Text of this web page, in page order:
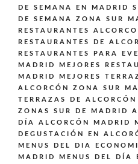
DE SEMANA EN MADRID
DE SEMANA ZONA SUR
RESTAURANTES
RESTAURANTES DE
RESTAURANTES PARA
MADRID
MEJORES
MADRID
MEJORES
ALCORCÓN ZONA SUR
TERRAZAS DE ALCORCÓN
ZONAS SUR DE MADRID
DÍA ALCORCÓN MADRID
DEGUSTACIÓN EN
MENUS DEL DIA
MADRID
MENUS DEL DÍA